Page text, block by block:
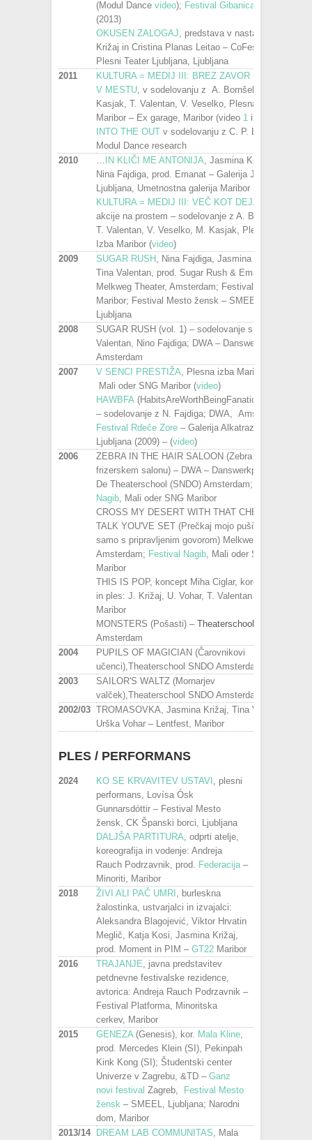
(Modul Dance video); Festival Gibanica
(2013)
OKUSEN ZALOGAJ , predstava v nastajanju, J.
Križaj in Cristina Planas Leitao – CoFestival,
Plesni Teater Ljubljana, Ljubljana
2011
KULTURA = MEDIJ III: BREZ ZAVOR STOJIM
V MESTU , v sodelovanju z A. Bornšek, M.
Kasjak, T. Valentan, V. Veselko, Plesna Izba
Maribor – Ex garage, Maribor (video 1 in
INTO THE OUT v sodelovanju z C. P. Leitão –
Modul Dance research
2010
IN KLIČI ME ANTONIJA , Jasmina Križaj,
Nina Fajdiga, prod. Emanat – Galerija Jakopič
Ljubljana, Umetnostna galerija Maribor
KULTURA = MEDIJ III: VEČ KOT DEJA VU
akcije na prostem – sodelovanje z A. Bornšek,
T. Valentan, V. Veselko, M. Kasjak, Plesna
Izba Maribor (video)
2009
SUGAR RUSH , Nina Fajdiga, Jasmina Križaj &
Tina Valentan, prod. Sugar Rush & Emanat –
Melkweg Theater, Amsterdam; Festival Nagib
Maribor; Festival Mesto žensk – SMEEL,
Ljubljana
2008
SUGAR RUSH (vol. 1) – sodelovanje s Tino
Valentan, Nino Fajdiga; DWA – Danswerkplaats,
Amsterdam
2007
V SENCI PRESTIŽA , Plesna izba Maribor –
Mali oder SNG Maribor (video)
HAWBFA (HabitsAreWorthBeingFanaticalAbout)
– sodelovanje z N. Fajdiga; DWA, Amsterdam;
Festival Rdeče Zore – Galerija Alkatraz,
Ljubljana (2009) – (video)
2006
ZEBRA IN THE HAIR SALOON (Zebra v
frizerskem salonu) – DWA – Danswerkplaats,
De Theaterschool (SNDO) Amsterdam;
Nagib , Mali oder SNG Maribor
CROSS MY DESERT WITH THAT CHEAP
TALK YOU'VE SET (Prečkaj mojo puščavo
samo s pripravljenim govorom) Melkweg teater,
Amsterdam; Festival Nagib , Mali oder SNG
Maribor
THIS IS POP, koncept Miha Ciglar, koreografija
in ples: J. Križaj, U. Vohar, T. Valentan – Kibla,
Maribor
MONSTERS (Pošasti) – Theaterschool
Amsterdam
2004
PUPILS OF MAGICIAN (Čarovnikovi
učenci),Theaterschool SNDO Amsterdam
2003
SAILOR'S WALTZ (Mornarjev
valček),Theaterschool SNDO Amsterdam
2002/03 TROMASOVKA, Jasmina Križaj, Tina Valentan,
Urška Vohar – Lentfest, Maribor
PLES / PERFORMANS
2024 KO SE KRVAVITEV USTAVI , plesni
performans, Lovísa Ósk
Gunnarsdóttir – Festival Mesto
žensk, CK Španski borci, Ljubljana
DALJŠA PARTITURA , odprti atelje,
koreografija in vodenje: Andreja
Rauch Podrzavnik, prod. Federacija –
Minoriti, Maribor
2018
ŽIVI ALI PAČ UMRI , burleskna
žalostinka, ustvarjalci in izvajalci:
Aleksandra Blagojević, Viktor Hrvatin
Meglič, Katja Kosi, Jasmina Križaj,
prod. Moment in PIM – GT22 Maribor
2016
TRAJANJE , javna predstavitev
petdnevne festivalske rezidence,
avtorica: Andreja Rauch Podrzavnik –
Festival Platforma, Minoritska
cerkev, Maribor
2015
GENEZA (Genesis), kor. Mala Kline
prod. Mercedes Klein (SI), Pekinpah
Kink Kong (SI); Študentski center
Univerze v Zagrebu, &TD –Ganz
novi festival Zagreb, Festival Mesto
žensk – SMEEL, Ljubljana; Narodni
dom, Maribor
2013/14 DREAM LAB COMMUNITAS , Mala